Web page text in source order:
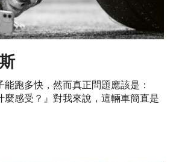
能跑多快，然而真正問題應該是：
麼感受？』對我來說，這輛車簡直是